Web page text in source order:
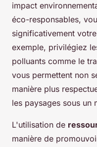
impact
éco-responsables,
significativement
exemple, privilégiez
polluants comme le
vous permettent non
manière plus
les paysages sous un
L'utilisation de
manière de